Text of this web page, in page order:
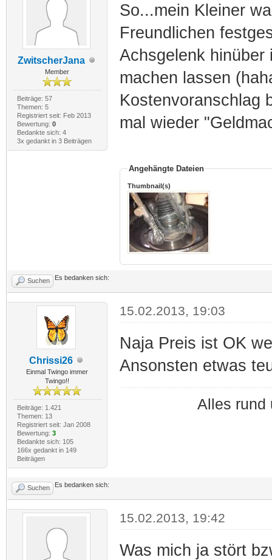
ZwitscherJana
Member
Beiträge: 57
Themen: 5
Registriert seit: Feb 2013
Bewertung: 0
Bedankte sich: 4
3x gedankt in 3 Beiträgen
So...mein Kleiner
Freundlichen
Achsgelenk
machen lassen
Kostenvoranschlag
mal wieder
Angehängte Dateien
Thumbnail(s)
Suchen Es bedanken sich:
Chrissi26
Einmal Twingo immer
Twingo!!
Beiträge: 1.421
Themen: 13
Registriert seit: Jan 2008
Bewertung: 3
Bedankte sich: 105
166x gedankt in 149
Beiträgen
15.02.2013, 19:03
Naja Preis ist OK
Ansonsten etwas
Alles
Suchen Es bedanken sich:
15.02.2013, 19:42
Was mich ja stört